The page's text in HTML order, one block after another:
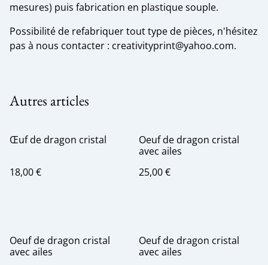
mesures) puis fabrication en plastique souple.
Possibilité de refabriquer tout type de pièces, n'hésitez
pas à nous contacter : creativityprint@yahoo.com.
Autres articles
Œuf de dragon cristal
18,00 €
Oeuf de dragon cristal
avec ailes
25,00 €
Oeuf de dragon cristal
avec ailes
Oeuf de dragon cristal
avec ailes